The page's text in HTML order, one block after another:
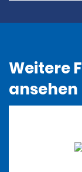
Weitere
ansehen